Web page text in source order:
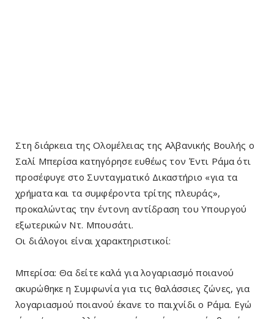
Στη διάρκεια της Ολομέλειας της Αλβανικής Βουλής ο
Σαλί Μπερίσα κατηγόρησε ευθέως τον Έντι Ράμα ότι
προσέφυγε στο Συνταγματικό Δικαστήριο «για τα
χρήματα και τα συμφέροντα τρίτης πλευράς»,
προκαλώντας την έντονη αντίδραση του Υπουργού
εξωτερικών Ντ. Μπουσάτι.
Οι διάλογοι είναι χαρακτηριστικοί:
Μπερίσα: Θα δείτε καλά για λογαριασμό ποιανού
ακυρώθηκε η Συμφωνία για τις θαλάσσιες ζώνες, για
λογαριασμού ποιανού έκανε το παιχνίδι ο Ράμα. Εγώ